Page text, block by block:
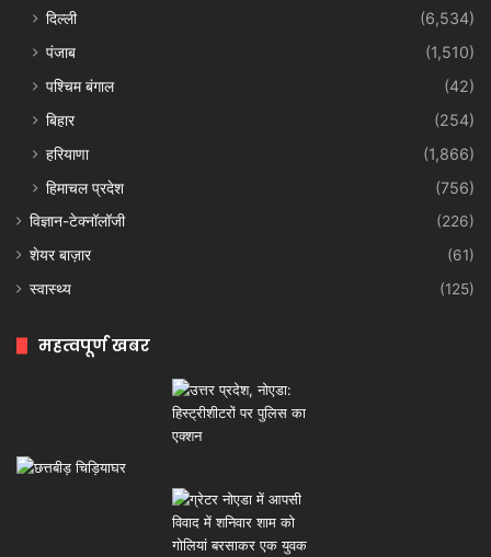
दिल्ली
(6,534)
पंजाब
(1,510)
पश्चिम बंगाल
(42)
बिहार
(254)
हरियाणा
(1,866)
हिमाचल प्रदेश
(756)
विज्ञान-टेक्नॉलॉजी
(226)
शेयर बाज़ार
(61)
स्वास्थ्य
(125)
महत्वपूर्ण खबर